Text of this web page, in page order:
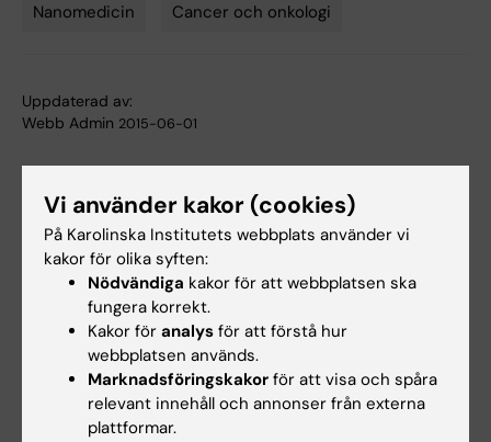
Nanomedicin Cancer och onkologi
Uppdaterad av:
Webb Admin 2015-06-01
Dela
Relaterade artiklar
Vi använder kakor (cookies)
På Karolinska Institutets webbplats använder vi
kakor för olika syften:
Nödvändiga kakor för att webbplatsen ska
fungera korrekt.
Kakor för analys för att förstå hur
webbplatsen används.
Marknadsföringskakor för att visa och spåra
relevant innehåll och annonser från externa
plattformar.